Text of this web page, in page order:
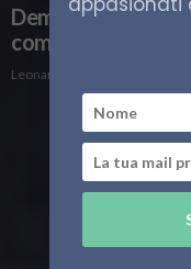
Demografia e
comunità artiche
Leonardo Parigi